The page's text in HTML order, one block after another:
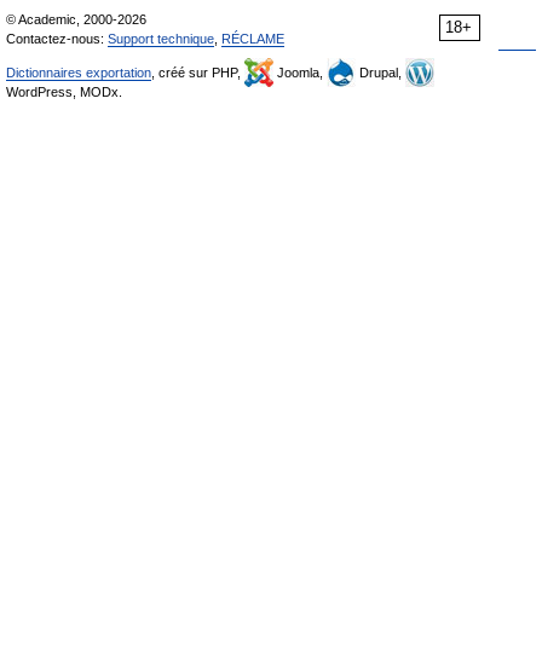
18+
© Academic, 2000-2026
Contactez-nous: Support technique RÉCLAME
Dictionnaires exportation , créé sur PHP, Joomla,
Drupal,
WordPress, MODx.